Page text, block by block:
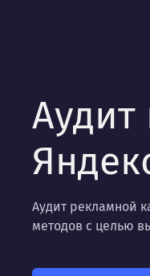
Аудит
Аудит рекламной
методов с целью